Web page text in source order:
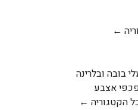
←
בובה ובלרינה
אצבע
הקטגוריה ←